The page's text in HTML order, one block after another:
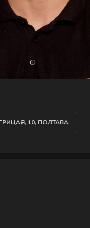
10, ПОЛТАВА